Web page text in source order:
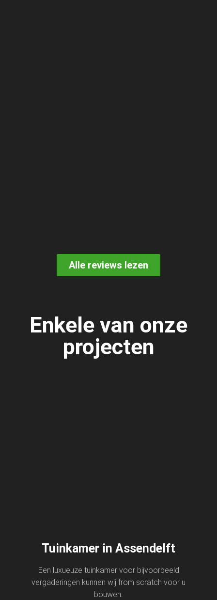
Alle reviews lezen
Enkele van onze
projecten
Tuinkamer in Assendelft
Een luxueuze tuinkamer voor bijvoorbeeld
vergaderingen kunnen wij from scratch voor u
bouwen.